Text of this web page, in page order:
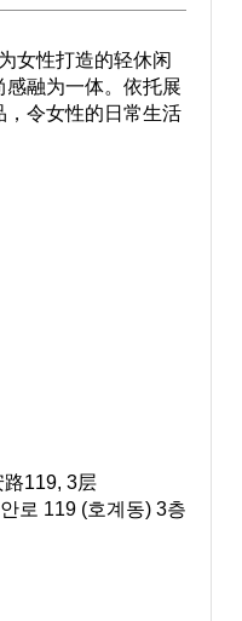
女性打造的轻休闲
融为一体。依托展
令女性的日常生活
119, 3层
로 119 (호계동) 3층